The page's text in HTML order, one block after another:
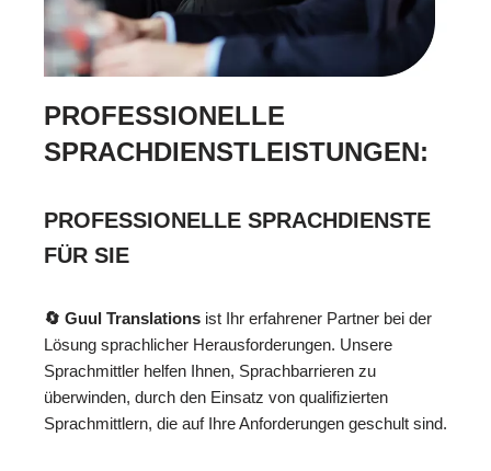
PROFESSIONELLE
SPRACHDIENSTLEISTUNGEN:
PROFESSIONELLE SPRACHDIENSTE
FÜR SIE
🔄 Guul Translations ist Ihr erfahrener Partner bei der
Lösung sprachlicher Herausforderungen. Unsere
Sprachmittler helfen Ihnen, Sprachbarrieren zu
überwinden, durch den Einsatz von qualifizierten
Sprachmittlern, die auf Ihre Anforderungen geschult sind.